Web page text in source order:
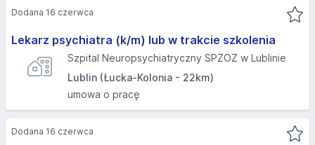
Lekarz psychiatra (k/m) lub w trakcie szkolenia
Szpital Neuropsychiatryczny SPZOZ w Lublinie
Lublin (Łucka-Kolonia - 22km)
umowa o pracę
Dodana 16 czerwca
Dodana 16 czerwca